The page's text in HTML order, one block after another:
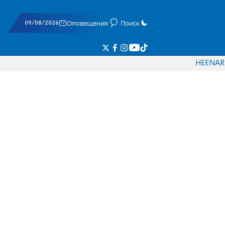
09/08/2026 Оповещения Поиск
HEENAR